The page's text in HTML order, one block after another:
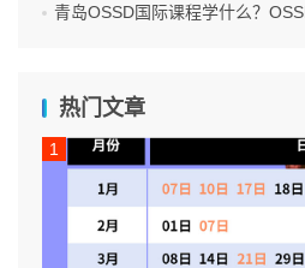
青岛OSSD国际课程学什么？
热门文章